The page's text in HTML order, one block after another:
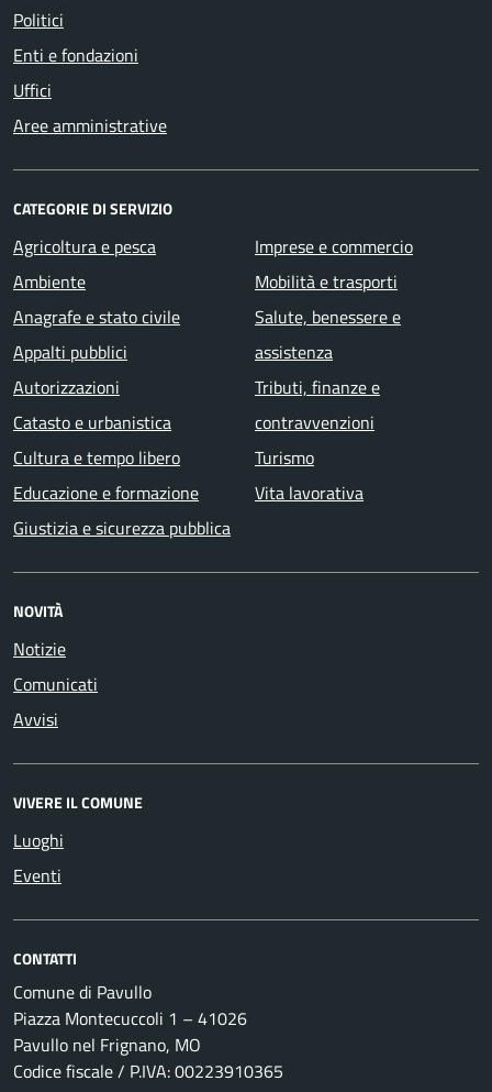
Politici
Enti e fondazioni
Uffici
Aree amministrative
CATEGORIE DI SERVIZIO
Agricoltura e pesca
Ambiente
Anagrafe e stato civile
Appalti pubblici
Autorizzazioni
Catasto e urbanistica
Cultura e tempo libero
Educazione e formazione
Giustizia e sicurezza pubblica
Imprese e commercio
Mobilità e trasporti
Salute, benessere e
assistenza
Tributi, finanze e
contravvenzioni
Turismo
Vita lavorativa
NOVITÀ
Notizie
Comunicati
Avvisi
VIVERE IL COMUNE
Luoghi
Eventi
CONTATTI
Comune di Pavullo
Piazza Montecuccoli 1 – 41026
Pavullo nel Frignano, MO
Codice fiscale / P.IVA: 00223910365